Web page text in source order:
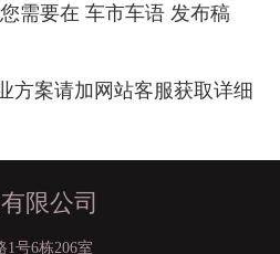
需要在 车市车语 发布稿
方案请加网站客服获取详细
限公司
号6栋206室